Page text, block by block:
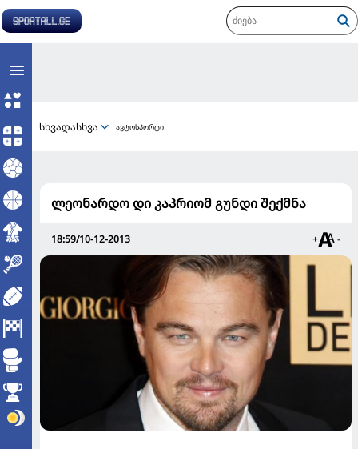
სხვადასხვა ავტოსპორტი
ლეონარდო დი კაპრიომ გუნდი შექმნა
18:59/10-12-2013 + -